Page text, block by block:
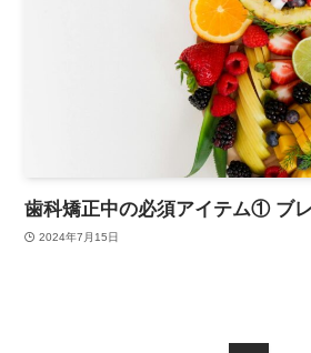
歯科矯正中の必須アイテム① ブ
2024年7月15日